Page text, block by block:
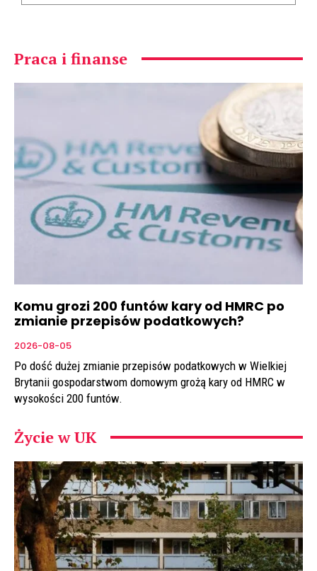
Praca i finanse
Komu grozi 200 funtów kary od HMRC po
zmianie przepisów podatkowych?
2026-08-05
Po dość dużej zmianie przepisów podatkowych w Wielkiej
Brytanii gospodarstwom domowym grożą kary od HMRC w
wysokości 200 funtów.
Życie w UK